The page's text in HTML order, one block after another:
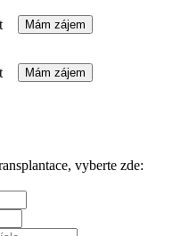
Mám zájem
Mám zájem
vyberte zde: